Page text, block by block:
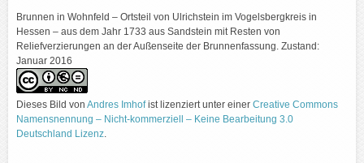
Brunnen in Wohnfeld – Ortsteil von Ulrichstein im Vogelsbergkreis in
Hessen – aus dem Jahr 1733 aus Sandstein mit Resten von
Reliefverzierungen an der Außenseite der Brunnenfassung. Zustand:
Januar 2016
Dieses Bild von Andres Imhofist lizenziert unter einer Creative Commons
Namensnennung – Nicht-kommerziell – Keine Bearbeitung 3.0
Deutschland Lizenz.